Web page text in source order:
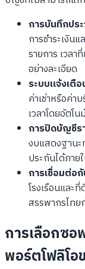
การบันทึกปร
การชำระเงิน
รายการ เวล
อย่างละเอียด
ระบบแจ้งเตื
ค่าเช่าหรือค่า
เวลาโดยอัตโ
การปิดบัญชีร
งบแสดงฐานะ
ประกันได้ภาย
การเชื่อมต่อ
โรงเรือนแล
สรรพากรไทย
การเลือกซ
พอร์ตโฟลิโอ